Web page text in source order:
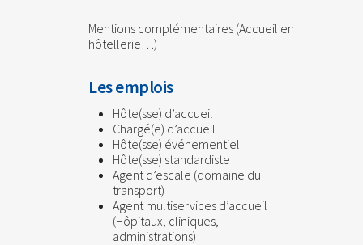
Mentions complémentaires (Accueil en
hôtellerie…)
Les emplois
Hôte(sse) d’accueil
Chargé(e) d’accueil
Hôte(sse) événementiel
Hôte(sse) standardiste
Agent d’escale (domaine du
transport)
Agent multiservices d’accueil
(Hôpitaux, cliniques,
administrations)